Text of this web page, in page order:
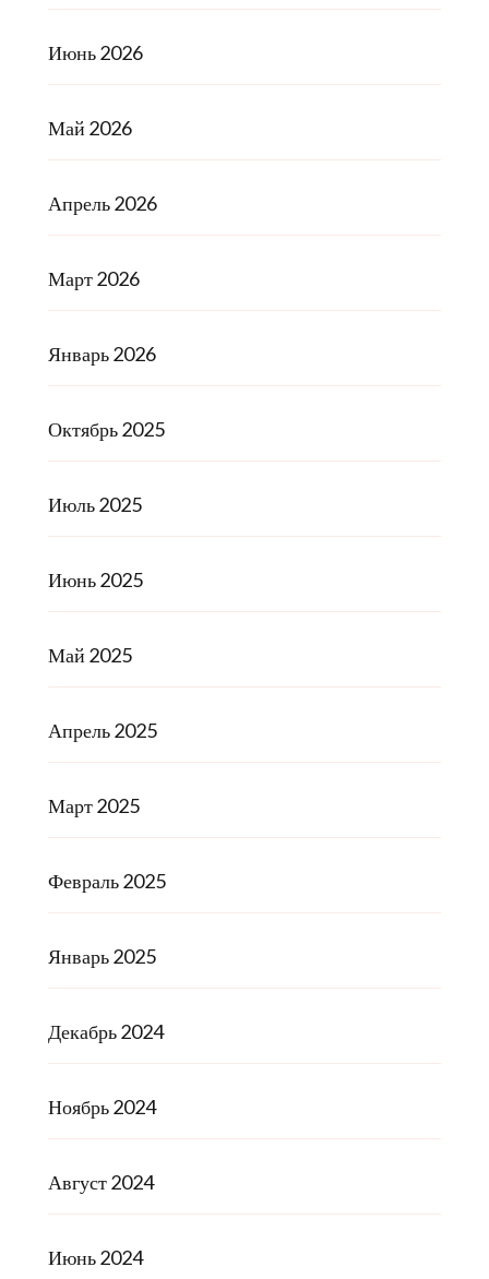
Июнь 2026
Май 2026
Апрель 2026
Март 2026
Январь 2026
Октябрь 2025
Июль 2025
Июнь 2025
Май 2025
Апрель 2025
Март 2025
Февраль 2025
Январь 2025
Декабрь 2024
Ноябрь 2024
Август 2024
Июнь 2024